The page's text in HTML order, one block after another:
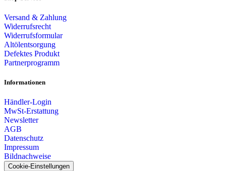
Versand & Zahlung
Widerrufsrecht
Widerrufsformular
Altölentsorgung
Defektes Produkt
Partnerprogramm
Informationen
Händler-Login
MwSt-Erstattung
Newsletter
AGB
Datenschutz
Impressum
Bildnachweise
Cookie-Einstellungen